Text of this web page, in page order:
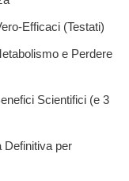
Efficaci (Testati)
e Perdere
Scientifici (e 3
Definitiva per